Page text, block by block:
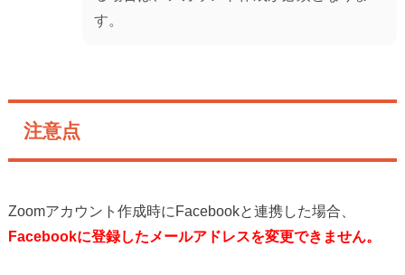
す。
注意点
Zoomアカウント作成時にFacebookと連携した場合、
Facebookに登録したメールアドレスを変更できません。